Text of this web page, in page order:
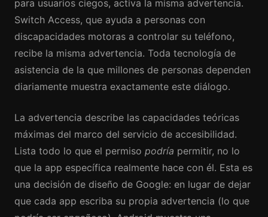
para usuarios ciegos, activa la misma advertencia.
Switch Access, que ayuda a personas con
discapacidades motoras a controlar su teléfono,
recibe la misma advertencia. Toda tecnología de
asistencia de la que millones de personas dependen
diariamente muestra exactamente este diálogo.
La advertencia describe las capacidades teóricas
máximas del marco del servicio de accesibilidad.
Lista todo lo que el permiso podría permitir, no lo
que la app específica realmente hace con él. Esta es
una decisión de diseño de Google: en lugar de dejar
que cada app escriba su propia advertencia (lo que